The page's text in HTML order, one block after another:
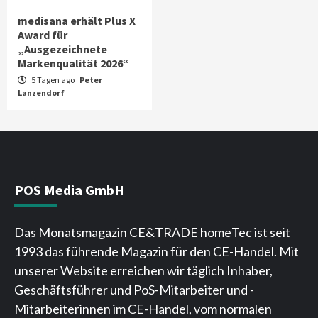
medisana erhält Plus X
Award für
„Ausgezeichnete
Markenqualität 2026“
5 Tagen ago Peter
Lanzendorf
POS Media GmbH
Das Monatsmagazin CE&TRADE homeTec ist seit
1993 das führende Magazin für den CE-Handel. Mit
unserer Website erreichen wir täglich Inhaber,
Geschäftsführer und PoS-Mitarbeiter und -
Mitarbeiterinnen im CE-Handel, vom normalen